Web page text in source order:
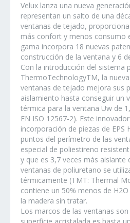
Velux lanza una nueva
representan un salto de una
ventanas de tejado,
más confort y menos consumo
gama incorpora 18 nuevas
construcción de la ventana y 6
Con la introducción del sistema
ThermoTechnologyTM, la
ventanas de tejado mejora sus
aislamiento hasta conseguir un
térmica para la ventana Uw de
EN ISO 12567-2). Este
incorporación de piezas de EPS
puntos del perímetro de las
especial de poliestireno
y que es 3,7 veces más aislante
ventanas de poliuretano se
térmicamente (TMT: Thermal
contiene un 50% menos de
la madera sin tratar.
Los marcos de las ventanas